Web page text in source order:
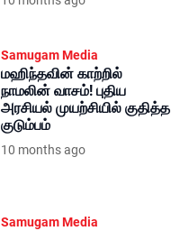
Samugam Media
மஹிந்தவின் காற்றில்
நாமலின் வாசம்! புதிய
அரசியல் முயற்சியில் குதித்த
குடும்பம்
10 months ago
Samugam Media